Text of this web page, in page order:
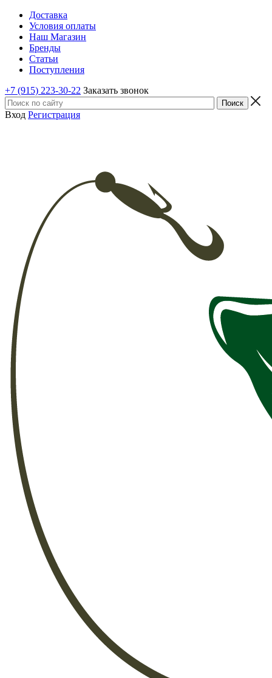
Доставка
Условия оплаты
Наш Магазин
Бренды
Статьи
Поступления
+7 (915) 223-30-22 Заказать звонок
Вход Регистрация